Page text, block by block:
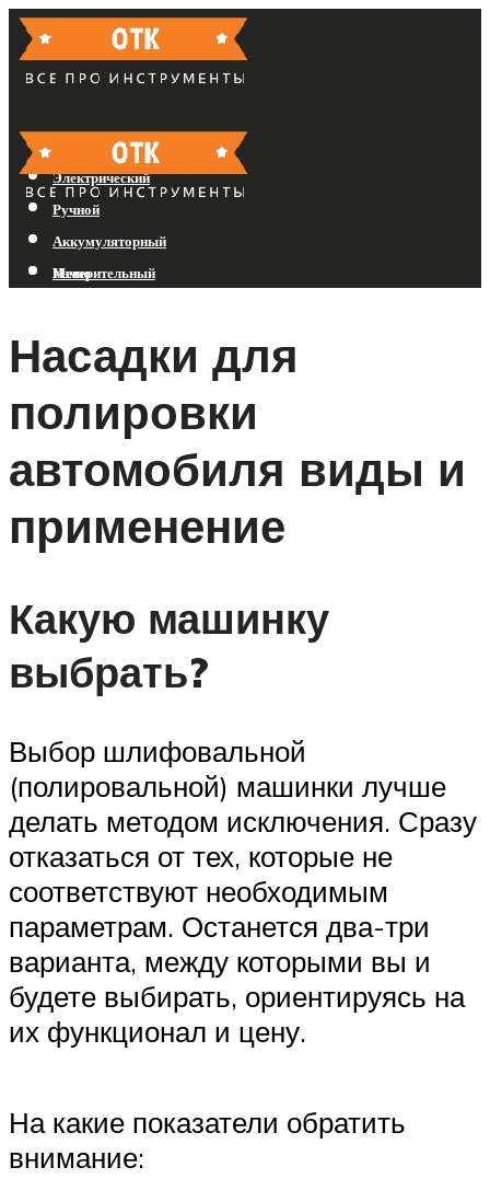
Бензиновый
Электрический
Ручной
Аккумуляторный
Измерительный
Меню
Насадки для
полировки
автомобиля виды и
применение
Какую машинку
выбрать?
Выбор шлифовальной
(полировальной) машинки лучше
делать методом исключения. Сразу
отказаться от тех, которые не
соответствуют необходимым
параметрам. Останется два-три
варианта, между которыми вы и
будете выбирать, ориентируясь на
их функционал и цену.
На какие показатели обратить
внимание: